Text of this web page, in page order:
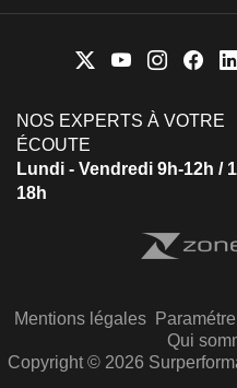
NOS EXPERTS À VOTRE
ÉCOUTE
Lundi - Vendredi 9h-12h /
18h
Mentions légales
Qui
Copyright © 2026